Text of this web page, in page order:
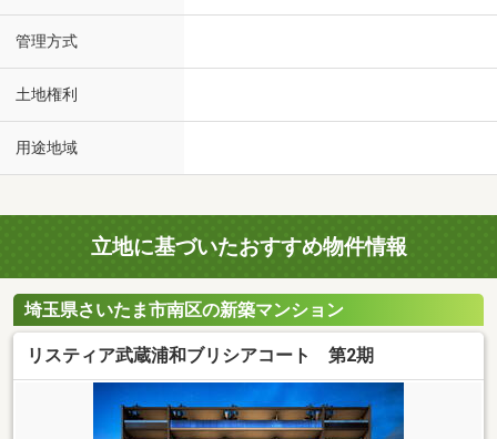
管理方式
土地権利
用途地域
立地に基づいたおすすめ物件情報
埼玉県さいたま市南区の新築マンション
リスティア武蔵浦和ブリシアコート 第2期